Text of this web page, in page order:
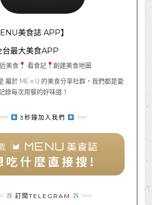
美食誌 APP】
台最大美食APP
美食 看食記
創建美食地圖
屬於 ME n U 的美食分享社群，我們都是愛
錄每次用餐的好味道！
3秒鐘加入我們
訂閱TELEGRAM